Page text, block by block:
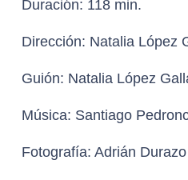
Duración: 118 min.
Dirección: Natalia López
Guión: Natalia López
Música: Santiago
Fotografía: Adrián Durazo